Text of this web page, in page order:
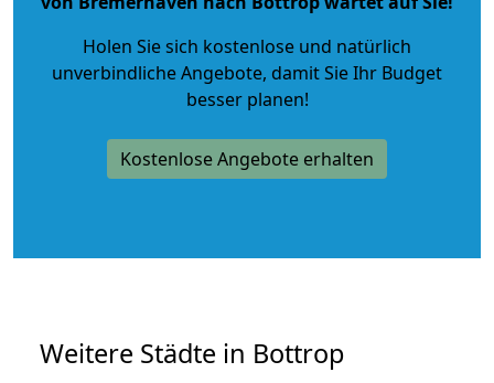
Holen Sie sich kostenlose und natürlich
unverbindliche Angebote, damit Sie Ihr Budget
besser planen!
Kostenlose Angebote erhalten
Weitere Städte in Bottrop